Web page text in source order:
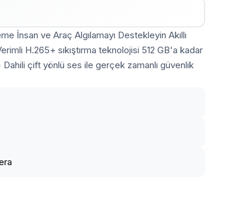
İnsan ve Araç Algılamayı Destekleyin Akıllı
H.265+ sıkıştırma teknolojisi 512 GB'a kadar
çift yönlü ses ile gerçek zamanlı güvenlik